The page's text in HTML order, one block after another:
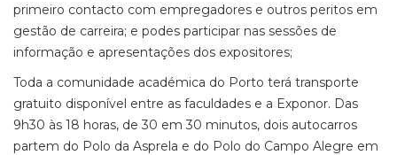
primeiro contacto com empregadores e outros peritos em
gestão de carreira; e podes participar nas sessões de
informação e apresentações dos expositores;
Toda a comunidade académica do Porto terá transporte
gratuito disponível entre as faculdades e a Exponor. Das
9h30 às 18 horas, de 30 em 30 minutos, dois autocarros
partem do Polo da Asprela e do Polo do Campo Alegre em